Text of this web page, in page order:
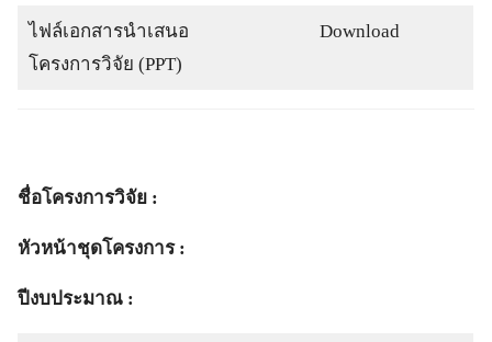
ไฟล์เอกสารนำเสนอ
โครงการวิจัย (PPT)
Download
ชื่อโครงการวิจัย :
หัวหน้าชุดโครงการ :
ปีงบประมาณ :